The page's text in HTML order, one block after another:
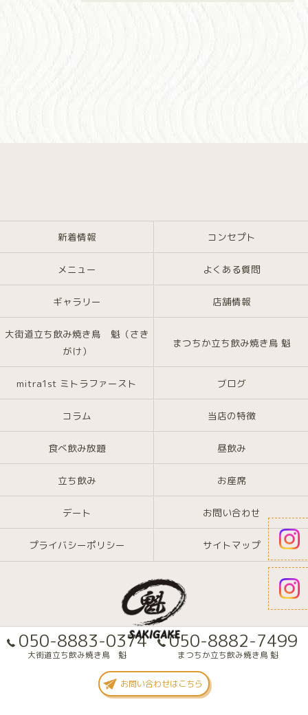
050-8883-0374
大街道立ち飲み焼き鳥 魁
050-8882-7499
まつちか立ち飲み焼き鳥 魁
お問い合わせはこちら
新着情報 コンセプト
メニュー よくある質問
ギャラリー 店舗情報
大街道立ち飲み焼き鳥 魁（さき
がけ）
まつちか立ち飲み焼き鳥 魁
mitra1st ミトラファースト ブログ
コラム 当店の特徴
食べ飲み放題 昼飲み
立ち飲み お座席
デート お問い合わせ
プライバシーポリシー サイトマップ
© 2026 愛媛県大街道の焼き鳥なら大街道立ち飲み焼き鳥 魁(さきがけ) ALL
RIGHTS RESERVED.